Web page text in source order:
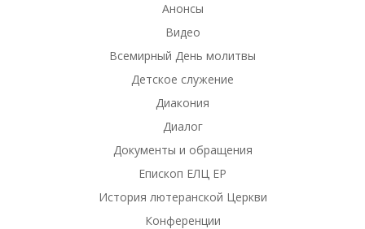
Анонсы
Видео
Всемирный День молитвы
Детское служение
Диакония
Диалог
Документы и обращения
Епископ ЕЛЦ ЕР
История лютеранской Церкви
Конференции